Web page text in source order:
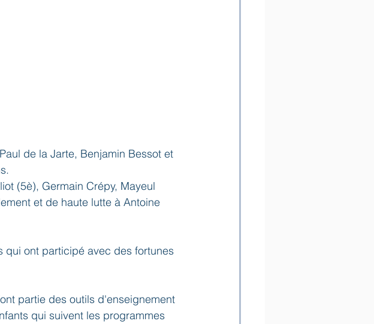
de la Jarte, Benjamin Bessot et
(5è), Germain Crépy, Mayeul
et de haute lutte à Antoine
qui ont participé avec des fortunes
partie des outils d'enseignement
qui suivent les programmes